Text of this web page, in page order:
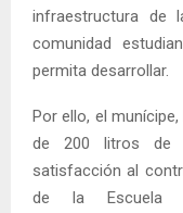
infraestructura de
comunidad
permita desarrollar.
Por ello, el
de 200 litros de
satisfacción al
de la Escuela